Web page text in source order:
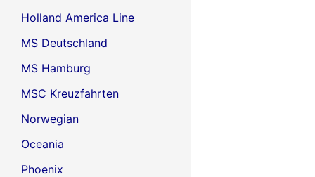
Holland America Line
MS Deutschland
MS Hamburg
MSC Kreuzfahrten
Norwegian
Oceania
Phoenix